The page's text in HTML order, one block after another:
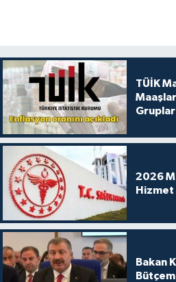
TÜİK
2026
Hizmet
Bakan